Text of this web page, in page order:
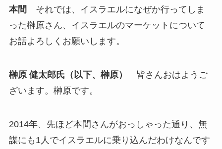
本間 それでは、イスラエルになぜか行ってしま
った榊原さん、イスラエルのマーケットについて
お話よろしくお願いします。
榊原 健太郎氏（以下、榊原）
皆さんおはようご
ざいます。榊原です。
2014年、先ほど本間さんがおっしゃった通り、無
謀にも1人でイスラエルに乗り込んだわけなんです